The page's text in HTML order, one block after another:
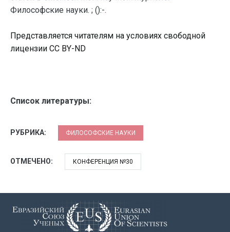
Философские науки. ; ():-.
Представляется читателям на условиях свободной
лицензии CC BY-ND
Список литературы:
РУБРИКА: ФИЛОСОФСКИЕ НАУКИ
ОТМЕЧЕНО: КОНФЕРЕНЦИЯ №30